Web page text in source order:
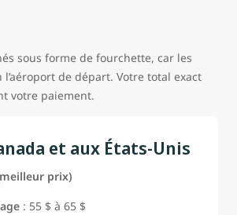
sous forme de fourchette, car les
de départ. Votre total exact
votre paiement.
et aux États-Unis
prix)
: 55 $ à 65 $